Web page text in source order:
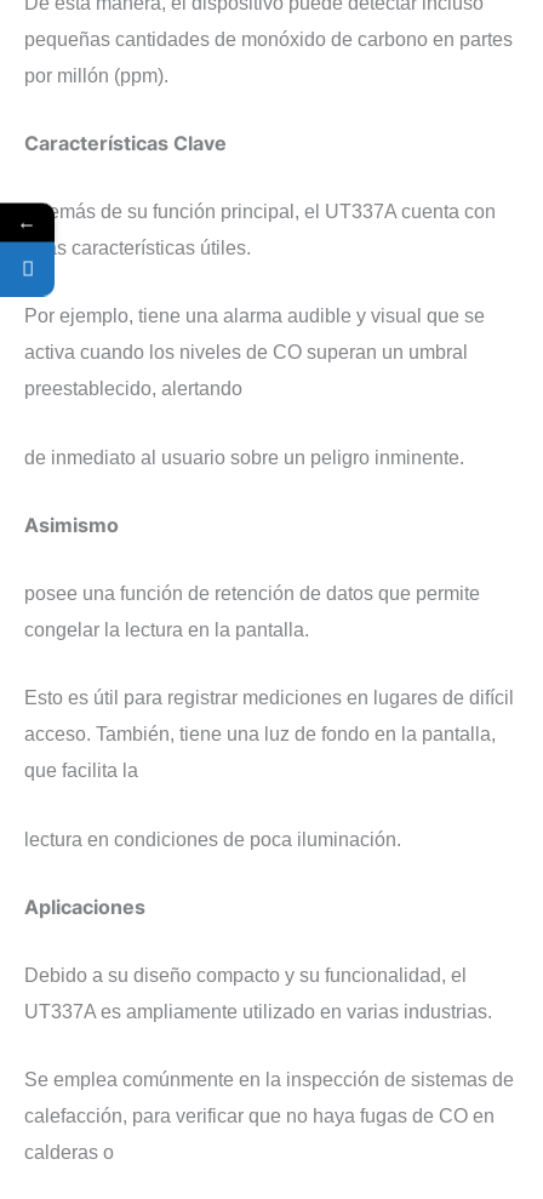
pequeñas cantidades de monóxido de carbono en partes
por millón (ppm).
​Características Clave
​Además de su función principal, el UT337A cuenta con
otras características útiles.
Por ejemplo, tiene una alarma audible y visual que se
activa cuando los niveles de CO superan un umbral
preestablecido, alertando
de inmediato al usuario sobre un peligro inminente.
Asimismo
posee una función de retención de datos que permite
congelar la lectura en la pantalla.
Esto es útil para registrar mediciones en lugares de difícil
acceso. También, tiene una luz de fondo en la pantalla,
que facilita la
lectura en condiciones de poca iluminación.
​Aplicaciones
​Debido a su diseño compacto y su funcionalidad, el
UT337A es ampliamente utilizado en varias industrias.
Se emplea comúnmente en la inspección de sistemas de
calefacción, para verificar que no haya fugas de CO en
calderas o
←